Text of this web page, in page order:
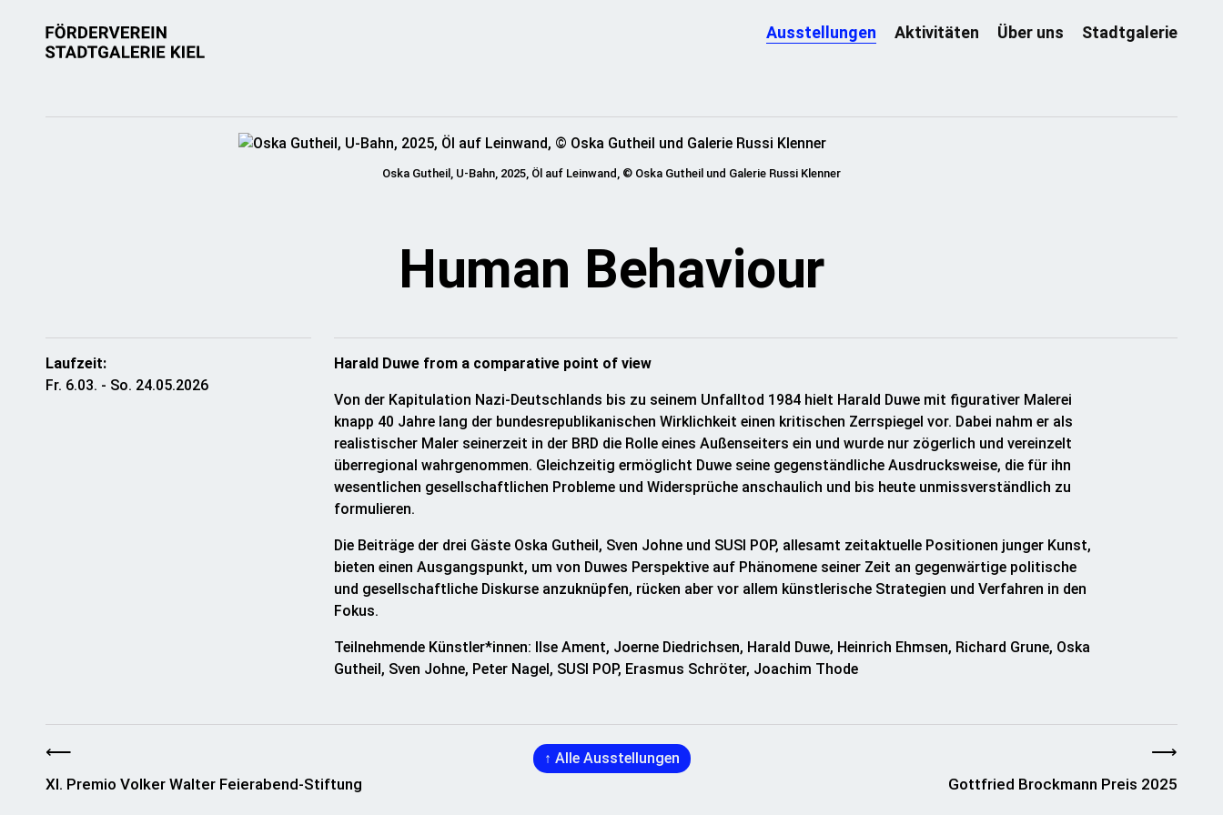
Ausstellungen Aktivitäten Über uns Stadtgalerie
Oska Gutheil, U-Bahn, 2025, Öl auf Leinwand, © Oska Gutheil und Galerie Russi Klenner
Human Behaviour
Laufzeit:
Fr. 6.03. - So. 24.05.2026
Harald Duwe from a comparative point of view
Von der Kapitulation Nazi-Deutschlands bis zu seinem Unfalltod 1984 hielt Harald Duwe mit figurativer Malerei
knapp 40 Jahre lang der bundesrepublikanischen Wirklichkeit einen kritischen Zerrspiegel vor. Dabei nahm er als
realistischer Maler seinerzeit in der BRD die Rolle eines Außenseiters ein und wurde nur zögerlich und vereinzelt
überregional wahrgenommen. Gleichzeitig ermöglicht Duwe seine gegenständliche Ausdrucksweise, die für ihn
wesentlichen gesellschaftlichen Probleme und Widersprüche anschaulich und bis heute unmissverständlich zu
formulieren.
Die Beiträge der drei Gäste Oska Gutheil, Sven Johne und SUSI POP, allesamt zeitaktuelle Positionen junger Kunst,
bieten einen Ausgangspunkt, um von Duwes Perspektive auf Phänomene seiner Zeit an gegenwärtige politische
und gesellschaftliche Diskurse anzuknüpfen, rücken aber vor allem künstlerische Strategien und Verfahren in den
Fokus.
Teilnehmende Künstler*innen: Ilse Ament, Joerne Diedrichsen, Harald Duwe, Heinrich Ehmsen, Richard Grune, Oska
Gutheil, Sven Johne, Peter Nagel, SUSI POP, Erasmus Schröter, Joachim Thode
⟵
XI. Premio Volker Walter Feierabend-Stiftung
↑ Alle Ausstellungen ⟶
Gottfried Brockmann Preis 2025